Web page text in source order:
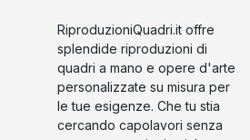
RiproduzioniQuadri.it offre
splendide riproduzioni di
quadri a mano e opere d'arte
personalizzate su misura per
le tue esigenze. Che tu stia
cercando capolavori senza